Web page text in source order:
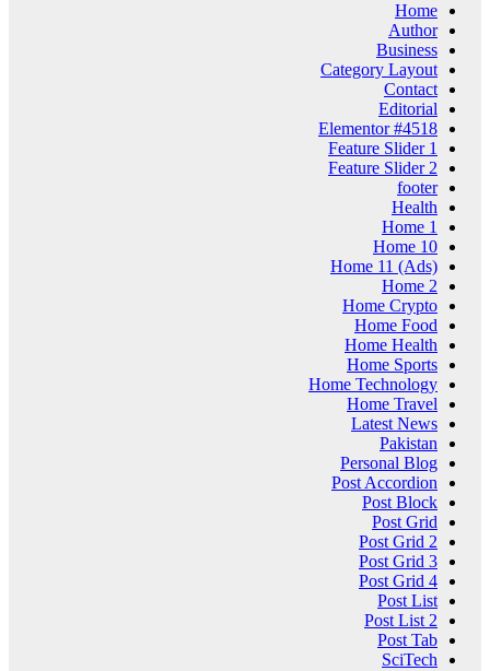
Home
Author
Business
Category Layout
Contact
Editorial
Elementor #4518
Feature Slider 1
Feature Slider 2
footer
Health
Home 1
Home 10
Home 11 (Ads)
Home 2
Home Crypto
Home Food
Home Health
Home Sports
Home Technology
Home Travel
Latest News
Pakistan
Personal Blog
Post Accordion
Post Block
Post Grid
Post Grid 2
Post Grid 3
Post Grid 4
Post List
Post List 2
Post Tab
SciTech